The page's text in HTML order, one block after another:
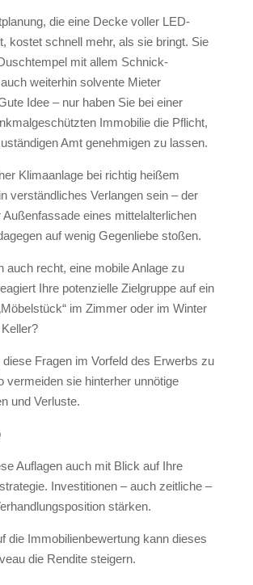
die eine Decke voller LED-
kostet schnell mehr, als sie bringt. Sie
mit allem Schnick-
weiterhin solvente Mieter
Idee – nur haben Sie bei einer
Immobilie die Pflicht,
Amt genehmigen zu lassen.
Klimaanlage bei richtig heißem
verständliches Verlangen sein – der
Außenfassade eines mittelalterlichen
auf wenig Gegenliebe stoßen.
auch recht, eine mobile Anlage zu
Ihre potenzielle Zielgruppe auf ein
im Zimmer oder im Winter
Fragen im Vorfeld des Erwerbs zu
vermeiden sie hinterher unnötige
und Verluste.
Auflagen auch mit Blick auf Ihre
Investitionen – auch zeitliche –
stärken.
die Immobilienbewertung kann dieses
die Rendite steigern.